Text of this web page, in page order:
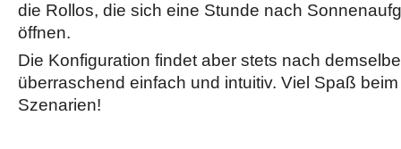
die Rollos, die sich eine Stunde nach
öffnen.
Die Konfiguration findet aber stets nach
überraschend einfach und intuitiv. Viel Spaß
Szenarien!